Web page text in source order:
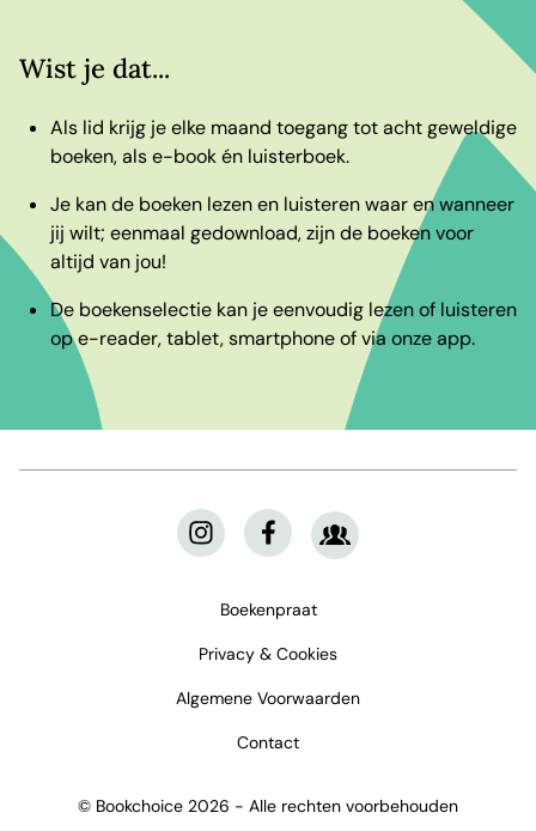
Wist je dat...
Als lid krijg je elke maand toegang tot acht geweldige
boeken, als e-book én luisterboek.
Je kan de boeken lezen en luisteren waar en wanneer
jij wilt; eenmaal gedownload, zijn de boeken voor
altijd van jou!
De boekenselectie kan je eenvoudig lezen of luisteren
op e-reader, tablet, smartphone of via onze app.
Boekenpraat
Privacy & Cookies
Algemene Voorwaarden
Contact
© Bookchoice 2026 - Alle rechten voorbehouden